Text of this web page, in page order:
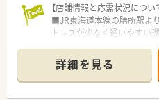
【店舗情報と応需状況につい
■JR東海道本線の膳所駅よ
トレスが少なく通いやすい環
め、幅広い科目のスキルが磨
■薬剤師は常時8名から11名
置の中で安心して業務を行
詳細を見る